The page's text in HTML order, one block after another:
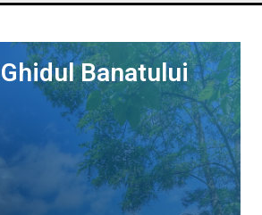
Ghidul Banatului